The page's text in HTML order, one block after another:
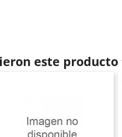
este